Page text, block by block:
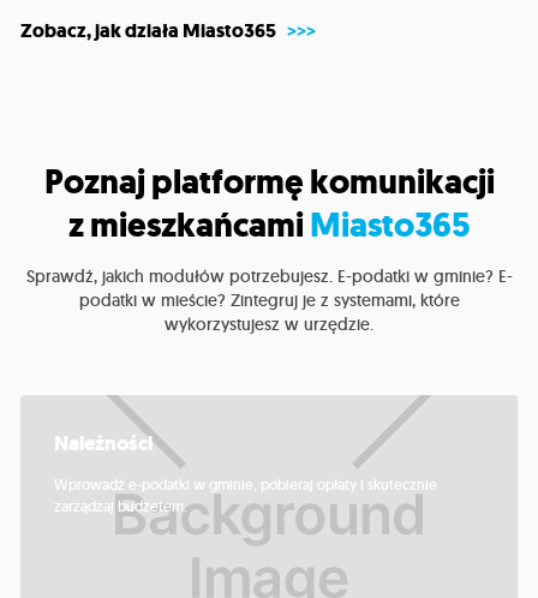
Zobacz, jak działa Miasto365
Poznaj platformę komunikacji
z mieszkańcamiMiasto365
Sprawdź, jakich modułów potrzebujesz. E-podatki w gminie? E-
podatki w mieście? Zintegruj je z systemami, które
wykorzystujesz w urzędzie.
Należności
Wprowadź e-podatki w gminie, pobieraj opłaty i skutecznie
zarządzaj budżetem.